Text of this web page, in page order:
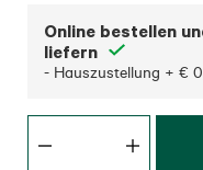
Online bestellen
liefern
- Hauszustellung + €